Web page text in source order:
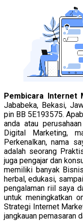
Pembicara Internet
Jababeka, Bekasi,
pin BB 5E193575.
anda atau
Digital Marketing,
Perkenalkan, nama
adalah seorang
juga pengajar dan
memiliki banyak
herbal, edukasi,
pengalaman riil saya
untuk meningkatkan
Strategi Internet
jangkauan pemasaran